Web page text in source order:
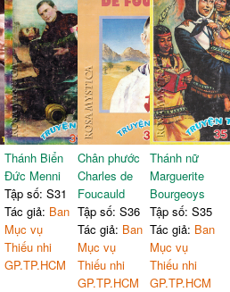
Thánh Biển
Đức Menni
Tập số: S31
Tác giả: Ban
Mục vụ
Thiếu nhi
GP.TP.HCM
Chân phước
Charles de
Foucauld
Tập số: S36
Tác giả: Ban
Mục vụ
Thiếu nhi
GP.TP.HCM
Thánh nữ
Marguerite
Bourgeoys
Tập số: S35
Tác giả: Ban
Mục vụ
Thiếu nhi
GP.TP.HCM